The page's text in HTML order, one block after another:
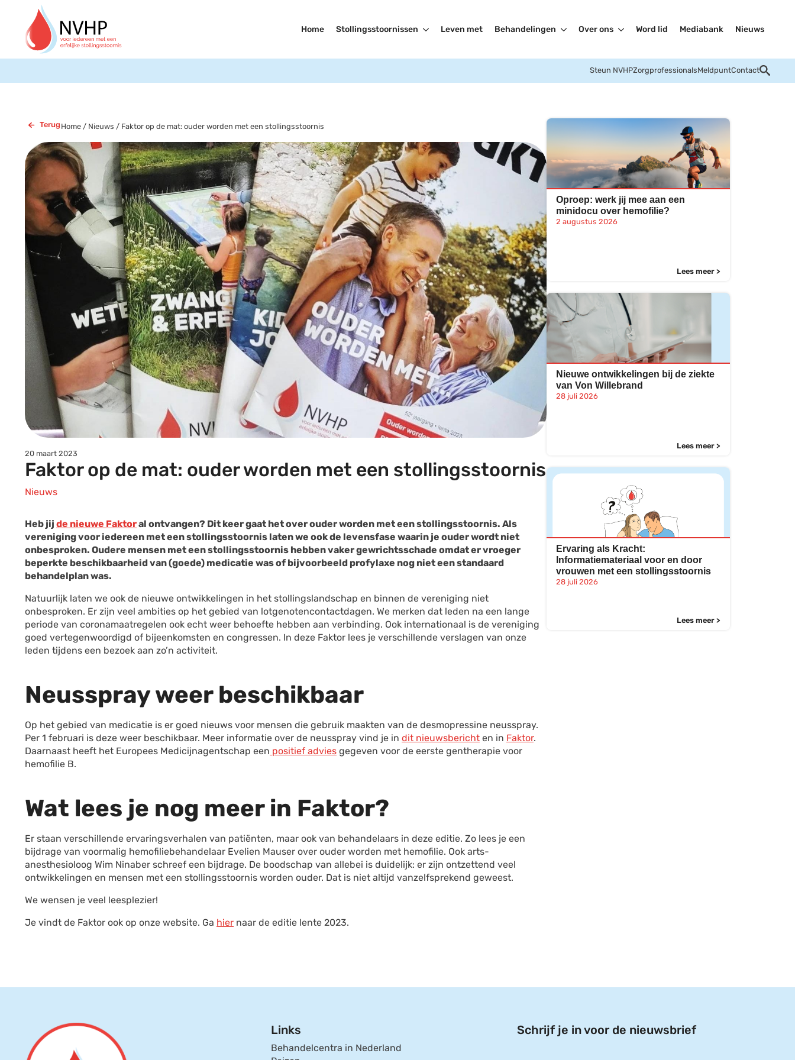
Home Stollingsstoornissen Leven met Behandelingen Over ons Word lid Mediabank Nieuws
Steun NVHPZorgprofessionalsMeldpuntContact
Terug Home/ Nieuws / Faktor op de mat: ouder worden met een stollingsstoornis
20 maart 2023
Faktor op de mat: ouder worden met een stollingsstoornis
Nieuws
Heb jij de nieuwe Faktoral ontvangen? Dit keer gaat het over ouder worden met een stollingsstoornis. Als
vereniging voor iedereen met een stollingsstoornis laten we ook de levensfase waarin je ouder wordt niet
onbesproken. Oudere mensen met een stollingsstoornis hebben vaker gewrichtsschade omdat er vroeger
beperkte beschikbaarheid van (goede) medicatie was of bijvoorbeeld profylaxe nog niet een standaard
behandelplan was.
Natuurlijk laten we ook de nieuwe ontwikkelingen in het stollingslandschap en binnen de vereniging niet
onbesproken. Er zijn veel ambities op het gebied van lotgenotencontactdagen. We merken dat leden na een lange
periode van coronamaatregelen ook echt weer behoefte hebben aan verbinding. Ook internationaal is de vereniging
goed vertegenwoordigd of bijeenkomsten en congressen. In deze Faktor lees je verschillende verslagen van onze
leden tijdens een bezoek aan zo’n activiteit.
Neusspray weer beschikbaar
Op het gebied van medicatie is er goed nieuws voor mensen die gebruik maakten van de desmopressine neusspray.
Per 1 februari is deze weer beschikbaar. Meer informatie over de neusspray vind je in dit nieuwsbericht en in Faktor.
Daarnaast heeft het Europees Medicijnagentschap een positief advies gegeven voor de eerste gentherapie voor
hemofilie B.
Wat lees je nog meer in Faktor?
Er staan verschillende ervaringsverhalen van patiënten, maar ook van behandelaars in deze editie. Zo lees je een
bijdrage van voormalig hemofiliebehandelaar Evelien Mauser over ouder worden met hemofilie. Ook arts-
anesthesioloog Wim Ninaber schreef een bijdrage. De boodschap van allebei is duidelijk: er zijn ontzettend veel
ontwikkelingen en mensen met een stollingsstoornis worden ouder. Dat is niet altijd vanzelfsprekend geweest.
We wensen je veel leesplezier!
Je vindt de Faktor ook op onze website. Ga hier naar de editie lente 2023.
Oproep: werk jij mee aan een
minidocu over hemofilie?
2 augustus 2026
Lees meer >
Nieuwe ontwikkelingen bij de ziekte
van Von Willebrand
28 juli 2026
Lees meer >
Ervaring als Kracht:
Informatiemateriaal voor en door
vrouwen met een stollingsstoornis
28 juli 2026
Lees meer >
Links
Behandelcentra in Nederland
Schrijf je in voor de nieuwsbrief